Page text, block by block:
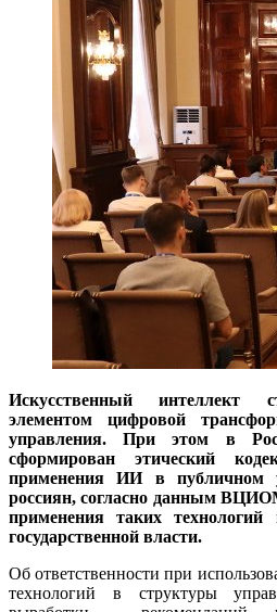
Искусственный интеллект
элементом цифровой
управления.При этом в
сформирован этический
применения ИИ в публичном
россиян, согласно данным
применения таких технологий
государственной власти.
Об ответственности при
технологий в структуры